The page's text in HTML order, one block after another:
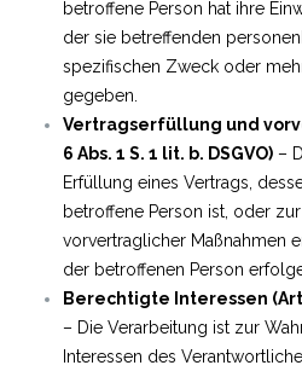
betroffene Person hat ihre
der sie betreffenden
spezifischen Zweck oder
gegeben.
Vertragserfüllung und
6 Abs. 1 S. 1 lit. b. DSGVO) –
Erfüllung eines Vertrags,
betroffene Person ist, oder
vorvertraglicher Maßnahmen
der betroffenen Person
Berechtigte Interessen (Art.
– Die Verarbeitung ist zur
Interessen des